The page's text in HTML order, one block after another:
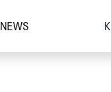
NEWS